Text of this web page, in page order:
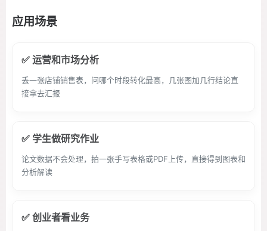
应用场景
✅ 运营和市场分析
丢一张店铺销售表，问哪个时段转化最高，几张图加几行结论直
接拿去汇报
✅ 学生做研究作业
论文数据不会处理，拍一张手写表格或PDF上传，直接得到图表和
分析解读
✅ 创业者看业务